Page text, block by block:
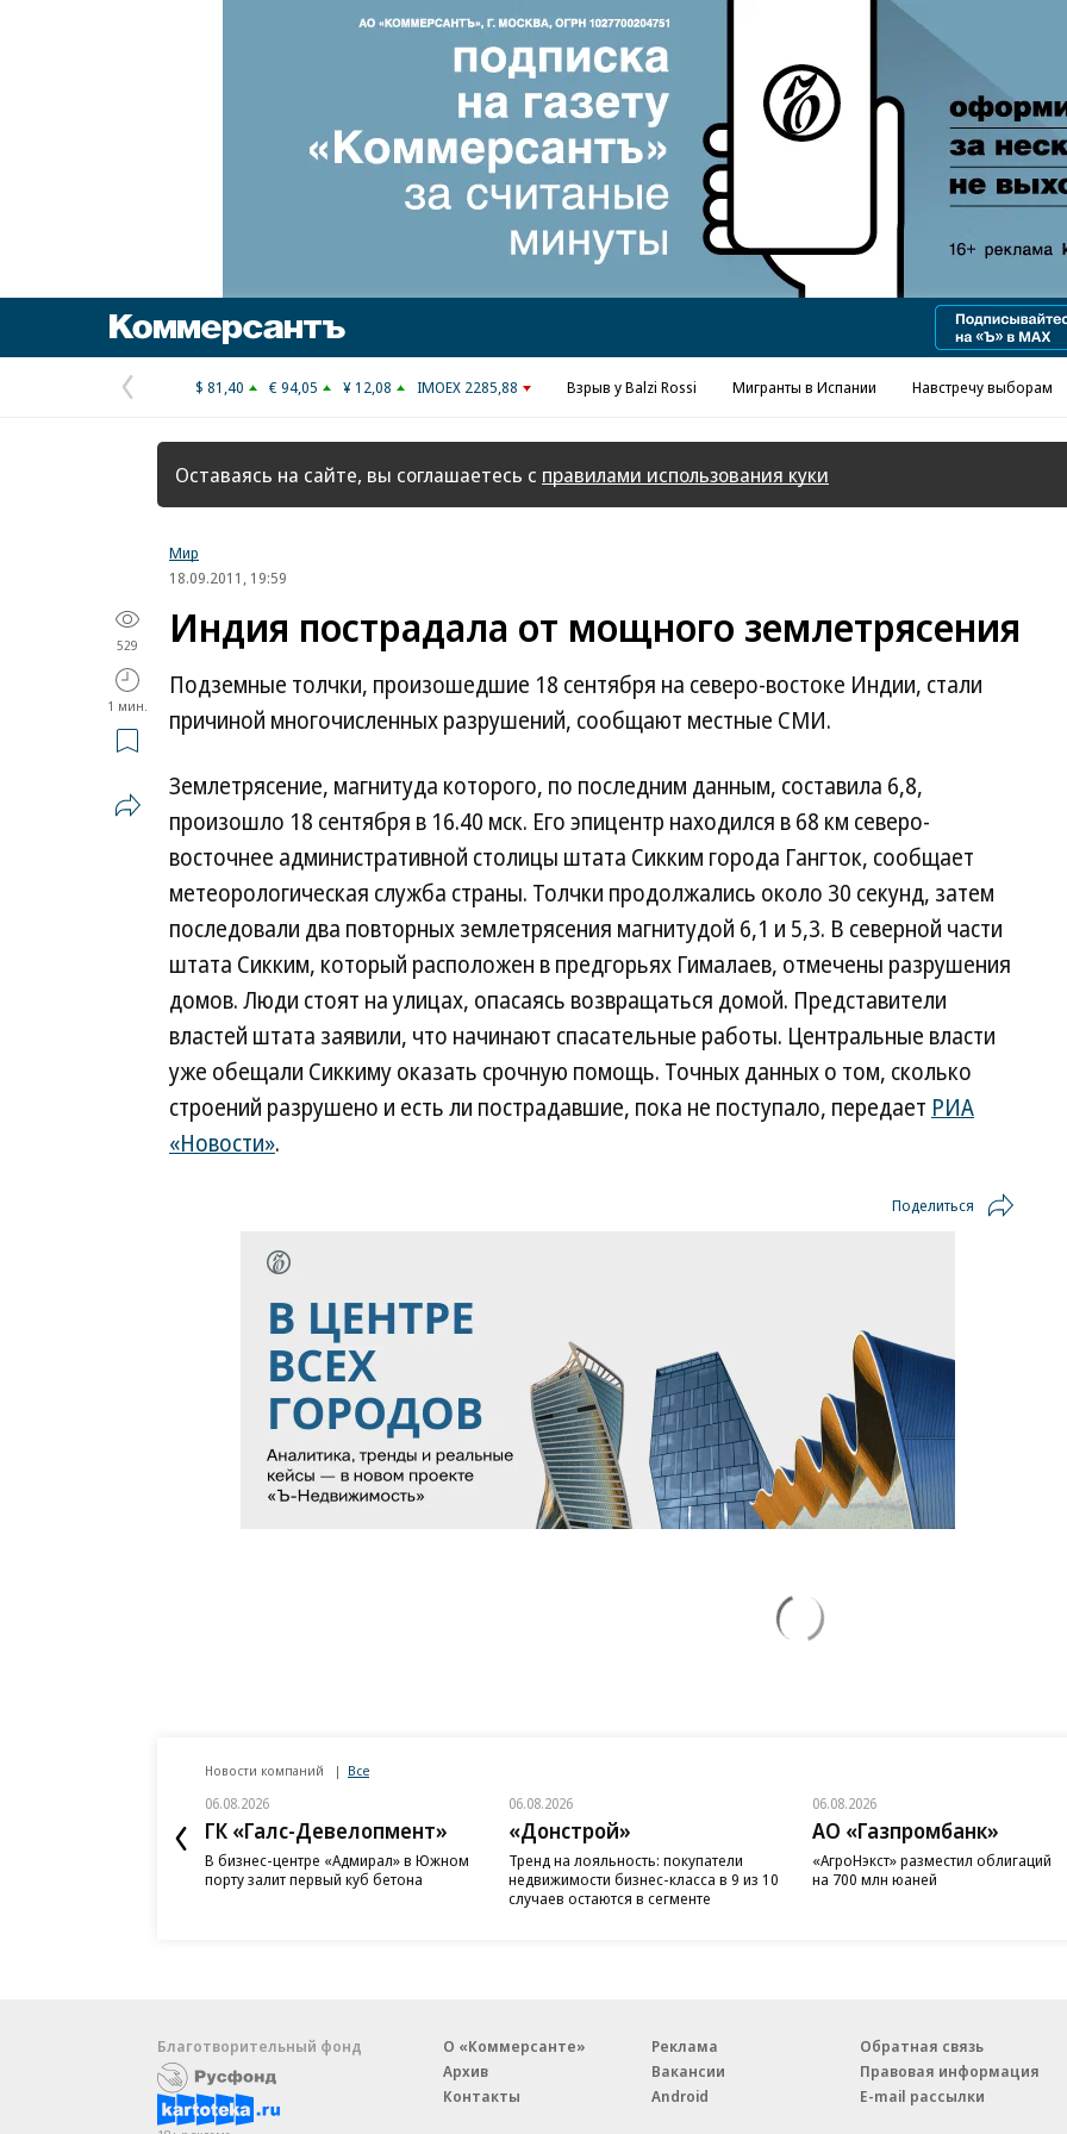
Реклама в «Ъ» www.kommersant.ru/ad
Предыдущая
страница
$ 81,40 € 94,05 ¥ 12,08 IMOEX 2285,88 Взрыв у Balzi Rossi Мигранты в Испании Навстречу выборам
Оставаясь на сайте, вы соглашаетесь с правилами использования куки
Мир
18.09.2011, 19:59
529
1 мин.
Индия пострадала от мощного землетрясения
Подземные толчки, произошедшие 18 сентября на северо-востоке Индии, стали
причиной многочисленных разрушений, сообщают местные СМИ.
Землетрясение, магнитуда которого, по последним данным, составила 6,8,
произошло 18 сентября в 16.40 мск. Его эпицентр находился в 68 км северо-
восточнее административной столицы штата Сикким города Гангток, сообщает
метеорологическая служба страны. Толчки продолжались около 30 секунд, затем
последовали два повторных землетрясения магнитудой 6,1 и 5,3. В северной части
штата Сикким, который расположен в предгорьях Гималаев, отмечены разрушения
домов. Люди стоят на улицах, опасаясь возвращаться домой. Представители
властей штата заявили, что начинают спасательные работы. Центральные власти
уже обещали Сиккиму оказать срочную помощь. Точных данных о том, сколько
строений разрушено и есть ли пострадавшие, пока не поступало, передает РИА
«Новости».
Поделиться
Новости компаний Все
06.08.2026
ГК «Галс-Девелопмент»
В бизнес-центре «Адмирал» в Южном
порту залит первый куб бетона
06.08.2026
«Донстрой»
Тренд на лояльность: покупатели
недвижимости бизнес-класса в 9 из 10
случаев остаются в сегменте
06.08.2026
АО «Газпромбанк»
«АгроНэкст» разместил облигаций
на 700 млн юаней
Благотворительный фонд
О «Коммерсанте»
Архив
Контакты
Реклама
Вакансии
Android
Обратная связь
Правовая информация
E-mail рассылки